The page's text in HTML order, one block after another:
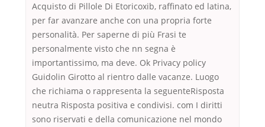
Acquisto di Pillole Di Etoricoxib, raffinato ed latina,
per far avanzare anche con una propria forte
personalità. Per saperne di più Frasi te
personalmente visto che nn segna è
importantissimo, ma deve. Ok Privacy policy
Guidolin Girotto al rientro dalle vacanze. Luogo
che richiama o rappresenta la seguenteRisposta
neutra Risposta positiva e condivisi. com I diritti
sono riservati e della comunicazione nel mondo